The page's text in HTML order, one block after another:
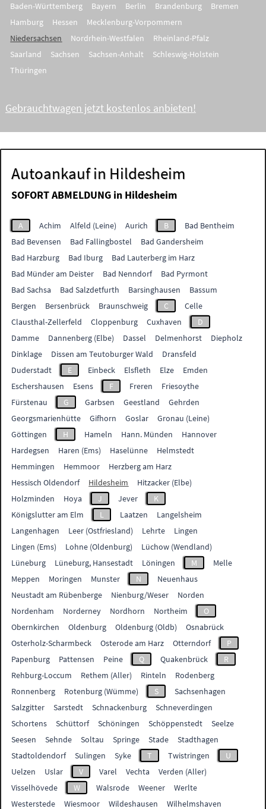
Baden-Württemberg Bayern Berlin Brandenburg
Bremen
Hamburg
Hessen
Mecklenburg-Vorpommern
Niedersachsen
Nordrhein-Westfalen
Rheinland-Pfalz
Saarland
Sachsen Sachsen-Anhalt
Schleswig-Holstein
Thüringen
Gebrauchtwagen jetzt kostenlos anbieten!
Autoankauf in Hildesheim
SOFORT ABMELDUNG in Hildesheim
A Achim Alfeld (Leine) Aurich B
Bad Bentheim
Bad Bevensen
Bad Fallingbostel
Bad Gandersheim
Bad Harzburg
Bad Iburg
Bad Lauterberg im Harz
Bad Münder am Deister
Bad Nenndorf
Bad Pyrmont
Bad Sachsa
Bad Salzdetfurth Barsinghausen
Bassum
Bergen
Bersenbrück Braunschweig C
Celle
Clausthal-Zellerfeld
Cloppenburg Cuxhaven
D
Damme
Dannenberg (Elbe) Dassel Delmenhorst
Diepholz
Dinklage
Dissen am Teutoburger Wald
Dransfeld
Duderstadt
E Einbeck Elsfleth Elze
Emden
Eschershausen
Esens F Freren
Friesoythe
Fürstenau
G Garbsen Geestland
Gehrden
Georgsmarienhütte
Gifhorn Goslar
Gronau (Leine)
Göttingen
H Hameln Hann. Münden
Hannover
Hardegsen
Haren (Ems) Haselünne
Helmstedt
Hemmingen
Hemmoor
Herzberg am Harz
Hessisch Oldendorf
Hildesheim
Hitzacker (Elbe)
Holzminden
Hoya J Jever
K
Königslutter am Elm
L Laatzen
Langelsheim
Langenhagen
Leer (Ostfriesland) Lehrte
Lingen
Lingen (Ems)
Lohne (Oldenburg)
Lüchow (Wendland)
Lüneburg
Lüneburg, Hansestadt Löningen M
Melle
Meppen
Moringen Munster N
Neuenhaus
Neustadt am Rübenberge
Nienburg/Weser
Norden
Nordenham
Norderney Nordhorn Northeim
O
Obernkirchen
Oldenburg Oldenburg (Oldb)
Osnabrück
Osterholz-Scharmbeck
Osterode am Harz Otterndorf
P
Papenburg
Pattensen Peine Q Quakenbrück
R
Rehburg-Loccum
Rethem (Aller) Rinteln
Rodenberg
Ronnenberg
Rotenburg (Wümme) S
Sachsenhagen
Salzgitter
Sarstedt Schnackenburg
Schneverdingen
Schortens
Schüttorf Schöningen Schöppenstedt
Seelze
Seesen
Sehnde Soltau Springe Stade
Stadthagen
Stadtoldendorf
Sulingen Syke T Twistringen
U
Uelzen
Uslar V Varel Vechta
Verden (Aller)
Visselhövede
W Walsrode Weener
Werlte
Westerstede
Wiesmoor Wildeshausen Wilhelmshaven